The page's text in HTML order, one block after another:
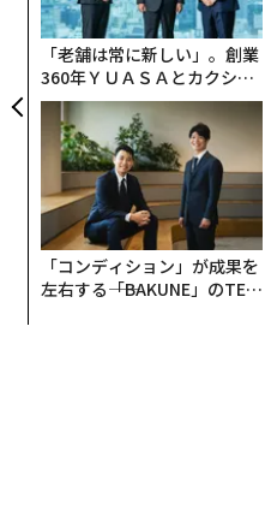
「老舗は常に新しい」。創業
360年ＹＵＡＳＡとカクシン
CEO田尻望が語る、AIを超え
る人の価値
「コンディション」が成果を
左右する――「BAKUNE」のTEN